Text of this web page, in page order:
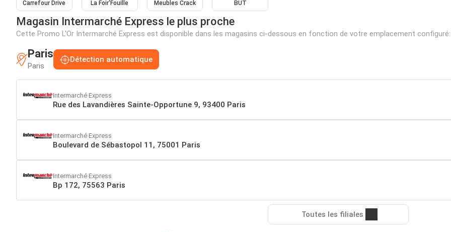
Carrefour Drive La Foir'Fouille Meubles Crack BUT
Magasin Intermarché Express le plus proche
Cette Promo L'Or Intermarché Express est disponible dans les magasins ci-dessous en fonction de votre emplacement configuré:
Paris
Paris
Détection automatique
Intermarché Express
Rue des Lavandières Sainte-Opportune 9, 93400 Paris
Intermarché Express
Boulevard de Sébastopol 11, 75001 Paris
Intermarché Express
Bp 172, 75563 Paris
Toutes les filiales